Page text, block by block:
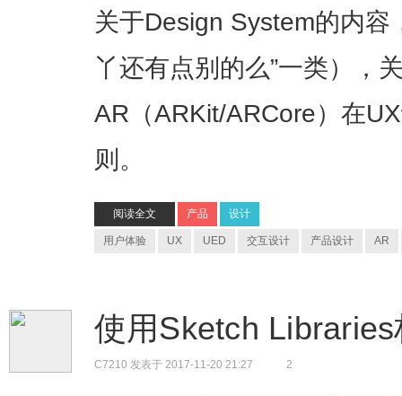
关于Design System的内容
丫还有点别的么”一类），
AR（ARKit/ARCore）在
则。
阅读全文 产品 设计
用户体验 UX UED 交互设计 产品设计 AR
使用Sketch
C7210 发表于 2017-11-20 21:27 2